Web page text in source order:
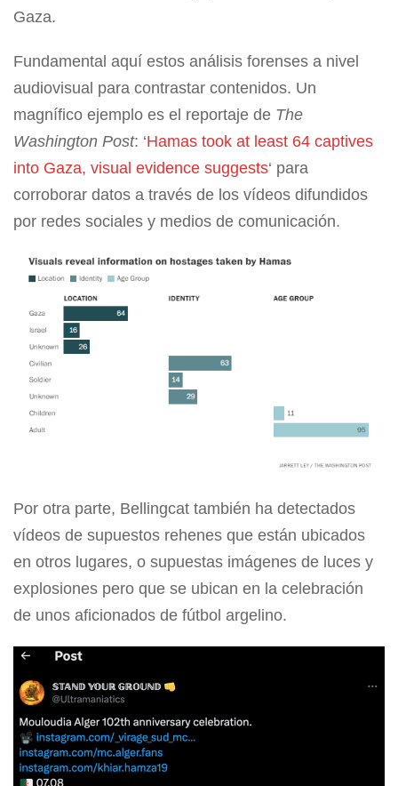
Gaza.
Fundamental aquí estos análisis forenses a nivel
audiovisual para contrastar contenidos. Un
magnífico ejemplo es el reportaje de The
Washington Post: ‘Hamas took at least 64 captives
into Gaza, visual evidence suggests‘ para
corroborar datos a través de los vídeos difundidos
por redes sociales y medios de comunicación.
Por otra parte, Bellingcat también ha detectados
vídeos de supuestos rehenes que están ubicados
en otros lugares, o supuestas imágenes de luces y
explosiones pero que se ubican en la celebración
de unos aficionados de fútbol argelino.